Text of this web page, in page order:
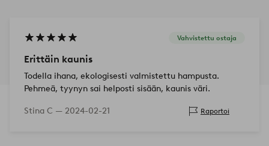
Vahvistettu ostaja
Erittäin kaunis
Todella ihana, ekologisesti valmistettu hampusta.
Pehmeä, tyynyn sai helposti sisään, kaunis väri.
Stina C — 2024-02-21 Raportoi